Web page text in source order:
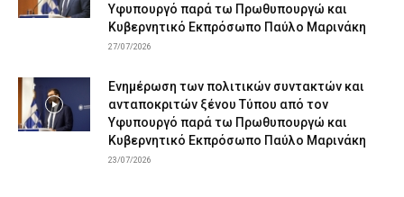
Υφυπουργό παρά τω Πρωθυπουργώ και
Κυβερνητικό Εκπρόσωπο Παύλο Μαρινάκη
27/07/2026
Ενημέρωση των πολιτικών συντακτών και
ανταποκριτών ξένου Τύπου από τον
Υφυπουργό παρά τω Πρωθυπουργώ και
Κυβερνητικό Εκπρόσωπο Παύλο Μαρινάκη
23/07/2026